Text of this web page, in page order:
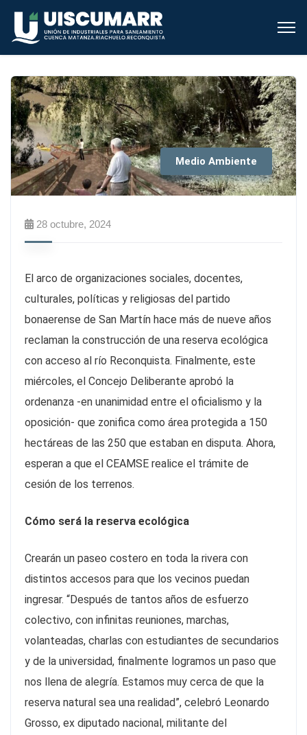
Medio Ambiente
28 octubre, 2024
El arco de organizaciones sociales, docentes,
culturales, políticas y religiosas del partido
bonaerense de San Martín hace más de nueve años
reclaman la construcción de una reserva ecológica
con acceso al río Reconquista. Finalmente, este
miércoles, el Concejo Deliberante aprobó la
ordenanza -en unanimidad entre el oficialismo y la
oposición- que zonifica como área protegida a 150
hectáreas de las 250 que estaban en disputa. Ahora,
esperan a que el CEAMSE realice el trámite de
cesión de los terrenos.
Cómo será la reserva ecológica
Crearán un paseo costero en toda la rivera con
distintos accesos para que los vecinos puedan
ingresar. “Después de tantos años de esfuerzo
colectivo, con infinitas reuniones, marchas,
volanteadas, charlas con estudiantes de secundarios
y de la universidad, finalmente logramos un paso que
nos llena de alegría. Estamos muy cerca de que la
reserva natural sea una realidad”, celebró Leonardo
Grosso, ex diputado nacional, militante del